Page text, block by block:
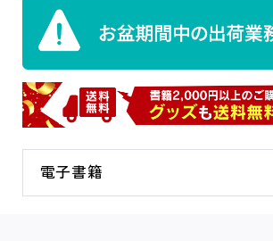
電子書籍